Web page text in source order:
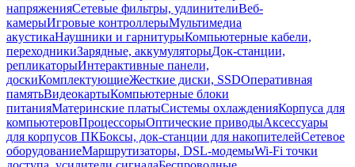
напряженияСетевые фильтры, удлинителиВеб-
камерыИгровые контроллерыМультимедиа
акустикаНаушники и гарнитурыКомпьютерные кабели,
переходникиЗарядные, аккумуляторыДок-станции,
репликаторыИнтерактивные панели,
доскиКомплектующиеЖесткие диски, SSDОперативная
памятьВидеокартыКомпьютерные блоки
питанияМатеринские платыСистемы охлажденияКорпуса для
компьютеровПроцессорыОптические приводыАксессуары
для корпусов ПКБоксы, док-станции для накопителейСетевое
оборудованиеМаршрутизаторы, DSL-модемыWi-Fi точки